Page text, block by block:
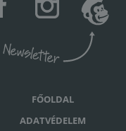
FŐOLDAL
ADATVÉDELEM